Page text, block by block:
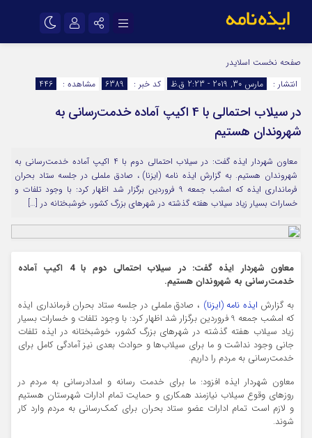
اینستاگرام
سروش
ایتا
آپارات
اپلیکیشن رمز عبور
مرا به خاطر بسپار
صفحه نخست اسلایدر
انتشار :
مارس 30, 2019 - 2:23 ق.ظ کد خبر : 6389 مشاهده : 446
در سیلاب احتمالی با 4 اکیپ آماده خدمت‌رسانی به
شهروندان هستیم
معاون شهردار ایذه گفت: در سیلاب احتمالی دوم با 4 اکیپ آماده خدمت‌رسانی به
شهروندان هستیم. به گزارش ایذه نامه (ایزنا) ، صادق ململی در جلسه ستاد بحران
فرمانداری ایذه که امشب جمعه 9 فروردین برگزار شد اظهار کرد: با وجود تلفات و
خسارات بسیار زیاد سیلاب هفته گذشته در شهرهای بزرگ کشور، خوشبختانه در […]
معاون شهردار ایذه گفت: در سیلاب احتمالی دوم با 4 اکیپ آماده
خدمت‌رسانی به شهروندان هستیم.
به گزارش ایذه نامه (ایزنا) ، صادق ململی در جلسه ستاد بحران فرمانداری ایذه
که امشب جمعه 9 فروردین برگزار شد اظهار کرد: با وجود تلفات و خسارات بسیار
زیاد سیلاب هفته گذشته در شهرهای بزرگ کشور، خوشبختانه در ایذه تلفات
جانی وجود نداشت و ما برای سیلاب‌ها و حوادث بعدی نیز آمادگی کامل برای
خدمت‌رسانی به مردم را داریم.
معاون شهردار ایذه افزود: ما برای خدمت رسانه و امدادرسانی به مردم در
روزهای وقوع سیلاب نیازمند همکاری و حمایت تمام ادارات شهرستان هستیم
و لازم است تمام ادارات عضو ستاد بحران برای کمک‌رسانی به مردم وارد کار
شوند.